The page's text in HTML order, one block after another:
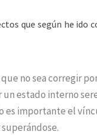
que según he ido
no sea corregir
estado interno
importante el